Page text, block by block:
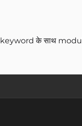
keyword के साथ module